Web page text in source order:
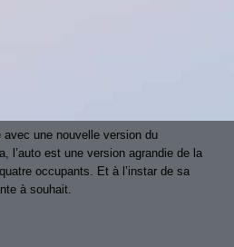
avec une nouvelle version du
l’auto est une version agrandie de la
occupants. Et à l’instar de sa
à souhait.